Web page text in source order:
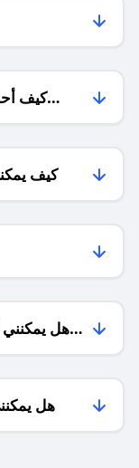
كيف
كيف
هل
هل